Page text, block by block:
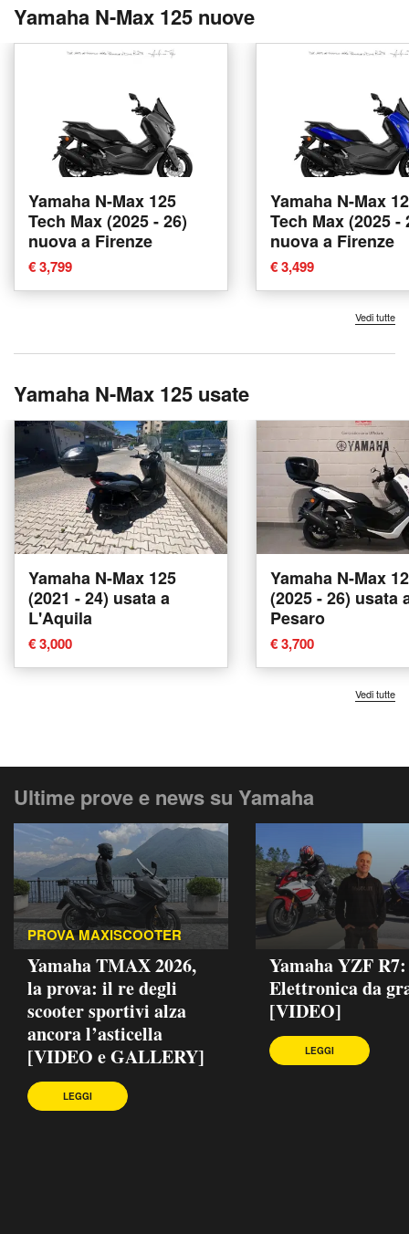
Yamaha N-Max 125 nuove
Yamaha N-Max 125
Tech Max (2025 - 26)
nuova a Firenze
€ 3,799
Yamaha N-Max
Tech Max (2025 -
nuova a Firenze
€ 3,499
Vedi tutte
Yamaha N-Max 125 usate
Yamaha N-Max 125
(2021 - 24) usata a
L'Aquila
€ 3,000
Yamaha N-Max
(2025 - 26) usata
Pesaro
€ 3,700
Vedi tutte
Ultime prove e news su Yamaha
PROVA MAXISCOOTER
Yamaha TMAX 2026,
la prova: il re degli
scooter sportivi alza
ancora l’asticella
[VIDEO e GALLERY]
LEGGI
Yamaha YZF R7:
Elettronica da
[VIDEO]
LEGGI